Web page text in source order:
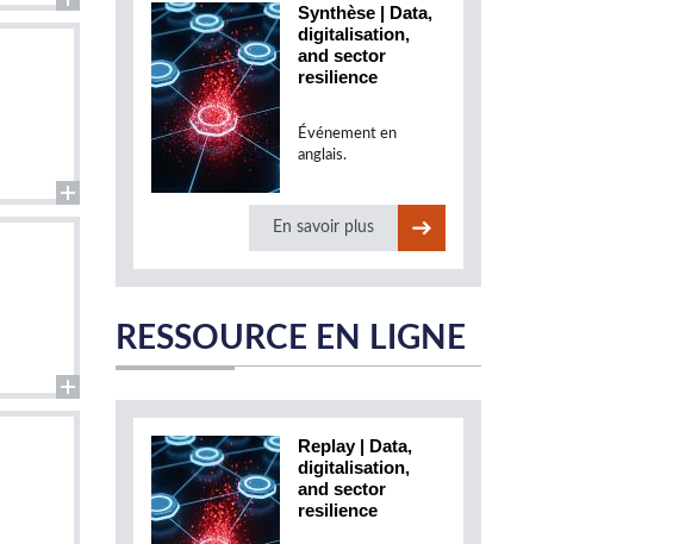
Synthèse | Data,
digitalisation,
and sector
resilience
Événement en
anglais.
En savoir plus
RESSOURCE EN LIGNE
Replay | Data,
digitalisation,
and sector
resilience